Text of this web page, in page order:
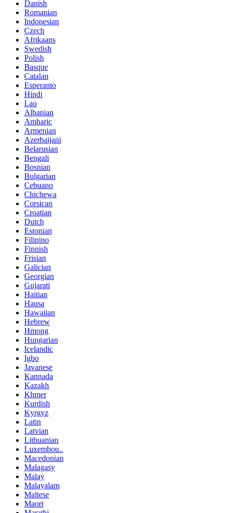
Danish
Romanian
Indonesian
Czech
Afrikaans
Swedish
Polish
Basque
Catalan
Esperanto
Hindi
Lao
Albanian
Amharic
Armenian
Azerbaijani
Belarusian
Bengali
Bosnian
Bulgarian
Cebuano
Chichewa
Corsican
Croatian
Dutch
Estonian
Filipino
Finnish
Frisian
Galician
Georgian
Gujarati
Haitian
Hausa
Hawaiian
Hebrew
Hmong
Hungarian
Icelandic
Igbo
Javanese
Kannada
Kazakh
Khmer
Kurdish
Kyrgyz
Latin
Latvian
Lithuanian
Luxembou..
Macedonian
Malagasy
Malay
Malayalam
Maltese
Maori